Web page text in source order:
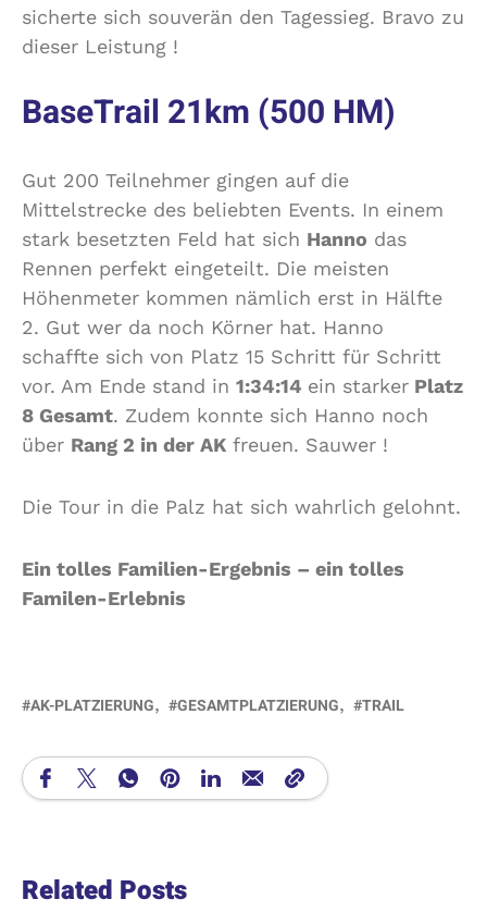
e
u
d
e
e
r
h
l
s
p
–
D
a
i
p
e
ä
e
r
l
e
i
l
a
u
sicherte sich souverän den Tagessieg. Bravo zu
dieser Leistung !
BaseTrail 21km (500 HM)
Gut 200 Teilnehmer gingen auf die
Mittelstrecke des beliebten Events. In einem
stark besetzten Feld hat sich Hanno das
Rennen perfekt eingeteilt. Die meisten
Höhenmeter kommen nämlich erst in Hälfte
2. Gut wer da noch Körner hat. Hanno
schaffte sich von Platz 15 Schritt für Schritt
vor. Am Ende stand in 1:34:14 ein starker Platz
8 Gesamt. Zudem konnte sich Hanno noch
über Rang 2 in der AK freuen. Sauwer !
Die Tour in die Palz hat sich wahrlich gelohnt.
Ein tolles Familien-Ergebnis – ein tolles
Familen-Erlebnis
AK-PLATZIERUNG GESAMTPLATZIERUNG TRAIL
Related Posts